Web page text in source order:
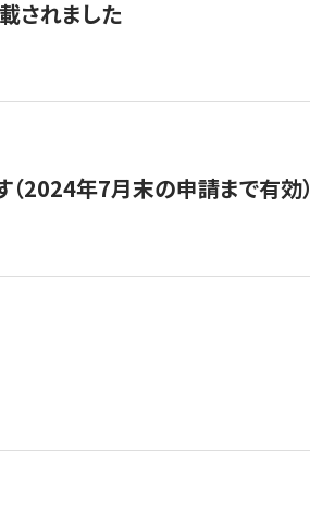
されました
2024年7月末の申請まで有効）